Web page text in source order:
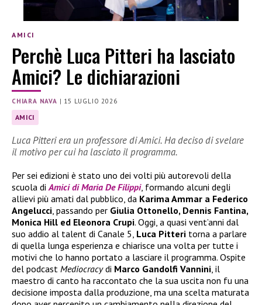
AMICI
Perchè Luca Pitteri ha lasciato
Amici? Le dichiarazioni
CHIARA NAVA | 15 LUGLIO 2026
AMICI
Luca Pitteri era un professore di Amici. Ha deciso di svelare
il motivo per cui ha lasciato il programma.
Per sei edizioni è stato uno dei volti più autorevoli della
scuola diAmici di Maria De Filippi, formando alcuni degli
allievi più amati dal pubblico, da Karima Ammar a Federico
Angelucci, passando per Giulia Ottonello, Dennis Fantina,
Monica Hill ed Eleonora Crupi. Oggi, a quasi vent’anni dal
suo addio al talent di Canale 5, Luca Pitteri torna a parlare
di quella lunga esperienza e chiarisce una volta per tutte i
motivi che lo hanno portato a lasciare il programma. Ospite
del podcast Mediocracydi Marco Gandolfi Vannini, il
maestro di canto ha raccontato che la sua uscita non fu una
decisione imposta dalla produzione, ma una scelta maturata